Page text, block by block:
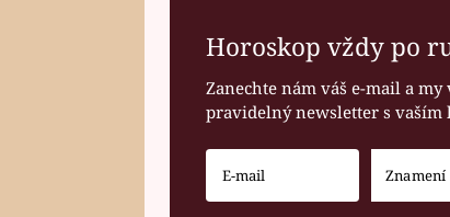
Horoskop vždy po
Zanechte nám váš e-mail a
pravidelný newsletter s vaším